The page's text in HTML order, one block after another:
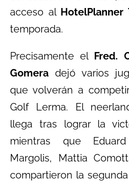
acceso al HotelPlanner
temporada.
Precisamente el Fred.
Gomera dejó varios
que volverán a
Golf Lerma. El
llega tras lograr la
mientras que
Margolis, Mattia
compartieron la